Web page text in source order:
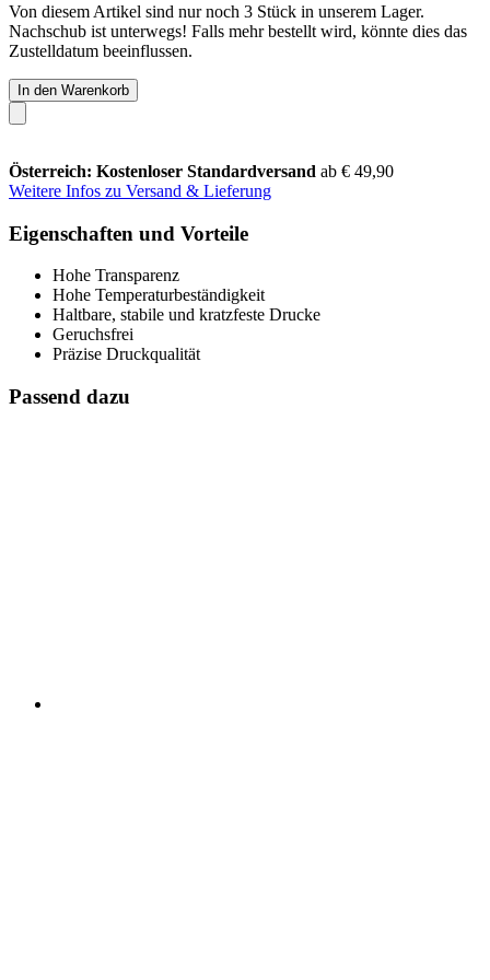
Von diesem Artikel sind nur noch 3 Stück in unserem Lager.
Nachschub ist unterwegs! Falls mehr bestellt wird, könnte dies das
Zustelldatum beeinflussen.
In den Warenkorb
Österreich: Kostenloser Standardversand ab € 49,90
Weitere Infos zu Versand & Lieferung
Eigenschaften und Vorteile
Hohe Transparenz
Hohe Temperaturbeständigkeit
Haltbare, stabile und kratzfeste Drucke
Geruchsfrei
Präzise Druckqualität
Passend dazu